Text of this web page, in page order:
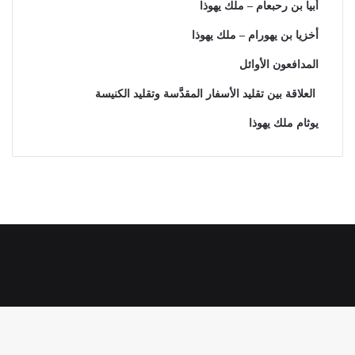
أبيا بن رحبعام – ملك يهوذا
أخزيا بن يهورام – ملك يهوذا
المدافعون الأوائل
العلاقة بين تقليد الأسفار المقدَّسة وتقليد الكنيسة
يوثام ملك يهوذا